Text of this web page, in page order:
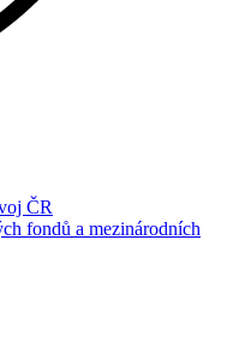
ČR
fondů a mezinárodních